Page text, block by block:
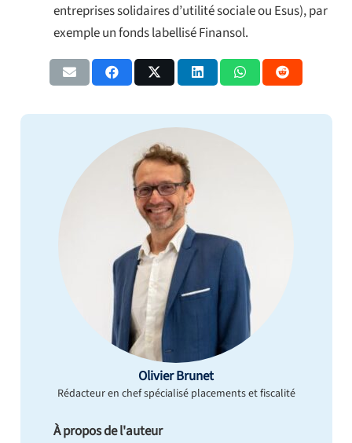
entreprises solidaires d’utilité sociale ou Esus), par
exemple un fonds labellisé Finansol.
Olivier Brunet
Rédacteur en chef spécialisé placements et fiscalité
À propos de l'auteur